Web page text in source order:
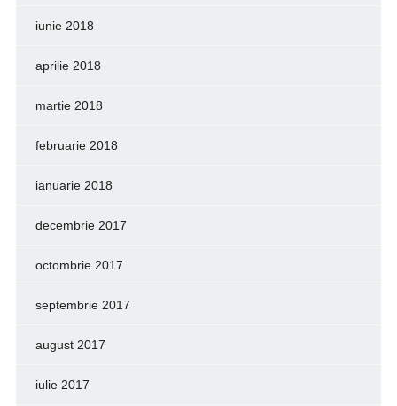
iunie 2018
aprilie 2018
martie 2018
februarie 2018
ianuarie 2018
decembrie 2017
octombrie 2017
septembrie 2017
august 2017
iulie 2017